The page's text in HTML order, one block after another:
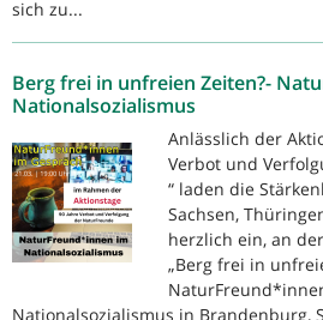
sich zu...
Berg frei in unfreien Zeiten?-
Nationalsozialismus
Anlässlich der
Verbot und
“ laden die
Sachsen,
herzlich ein, an
„Berg frei in
Nationalsozialismus in Brandenburg,